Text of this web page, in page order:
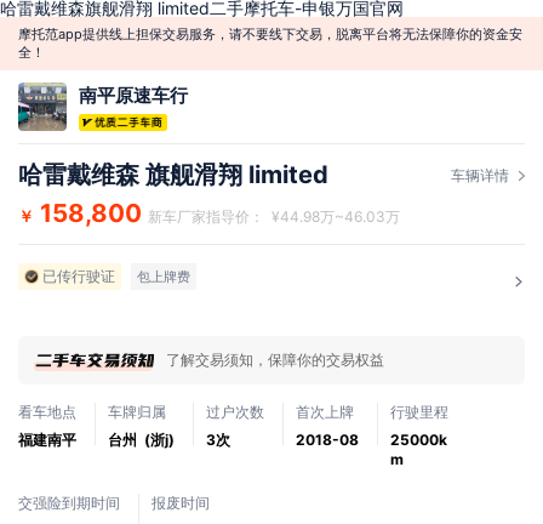
哈雷戴维森旗舰滑翔 limited二手摩托车-申银万国官网
摩托范app提供线上担保交易服务，请不要线下交易，脱离平台将无法保障你的资金安
全！
南平原速车行
哈雷戴维森 旗舰滑翔 limited 车辆详情
￥ 158,800 新车厂家指导价： ¥44.98万~46.03万
已传行驶证 包上牌费
了解交易须知，保障你的交易权益
看车地点
福建南平
车牌归属
台州 (浙j)
过户次数
3次
首次上牌
2018-08
行驶里程
25000k
m
交强险到期时间
报废时间